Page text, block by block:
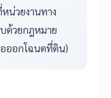
น่วยงานทาง
ด้วยกฎหมาย
ออกโฉนดที่ดิน)